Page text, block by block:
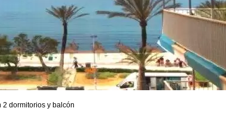
Todas las ciudades
2 dormitorios y balcón